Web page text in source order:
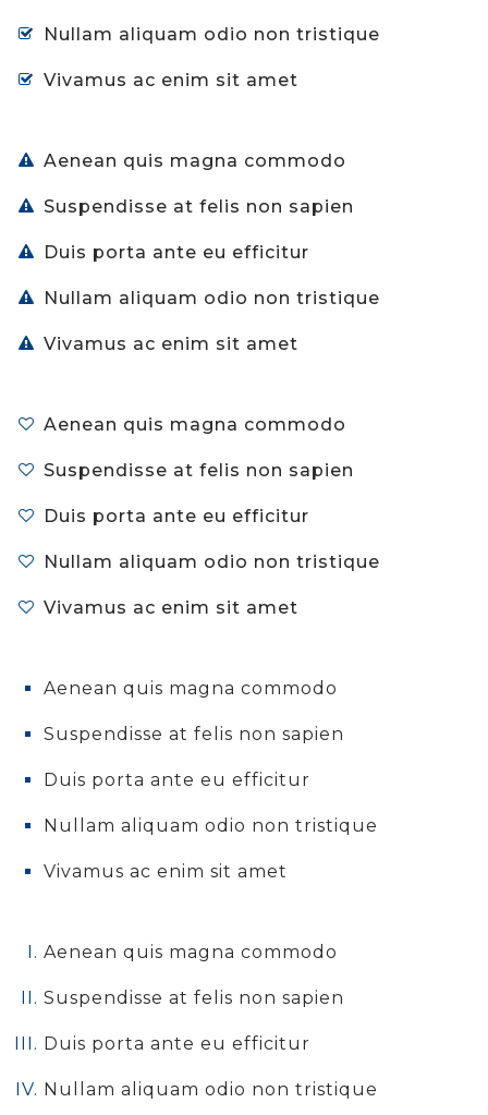
Nullam aliquam odio non tristique
Vivamus ac enim sit amet
Aenean quis magna commodo
Suspendisse at felis non sapien
Duis porta ante eu efficitur
Nullam aliquam odio non tristique
Vivamus ac enim sit amet
Aenean quis magna commodo
Suspendisse at felis non sapien
Duis porta ante eu efficitur
Nullam aliquam odio non tristique
Vivamus ac enim sit amet
Aenean quis magna commodo
Suspendisse at felis non sapien
Duis porta ante eu efficitur
Nullam aliquam odio non tristique
Vivamus ac enim sit amet
Aenean quis magna commodo
Suspendisse at felis non sapien
Duis porta ante eu efficitur
Nullam aliquam odio non tristique